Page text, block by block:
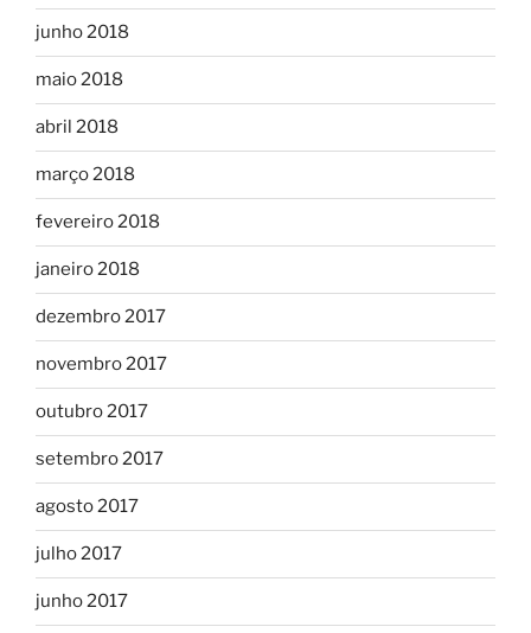
junho 2018
maio 2018
abril 2018
março 2018
fevereiro 2018
janeiro 2018
dezembro 2017
novembro 2017
outubro 2017
setembro 2017
agosto 2017
julho 2017
junho 2017